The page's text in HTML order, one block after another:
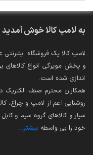
به لامپ کالا خوش آمدید
لامپ کالا یک فروشگاه
و پخش مویرگی انواع کالاهای
اندازی شده است.
همکاران محترم صنف الکتریک
روشنایی اعم از لامپ و چراغ،
سیار و کالاهای گروه سیم و
خود را بی واسطه بیشتر...